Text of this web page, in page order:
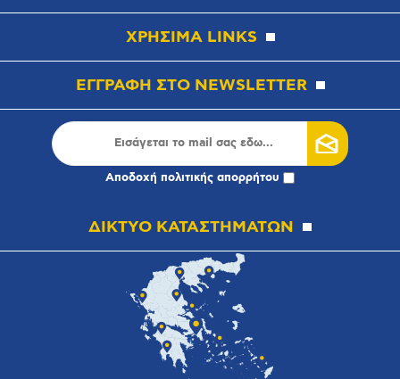
ΧΡΗΣΙΜΑ LINKS
ΕΓΓΡΑΦΗ ΣΤΟ NEWSLETTER
Αποδοχή πολιτικής απορρήτου
ΔΙΚΤΥΟ ΚΑΤΑΣΤΗΜΑΤΩΝ